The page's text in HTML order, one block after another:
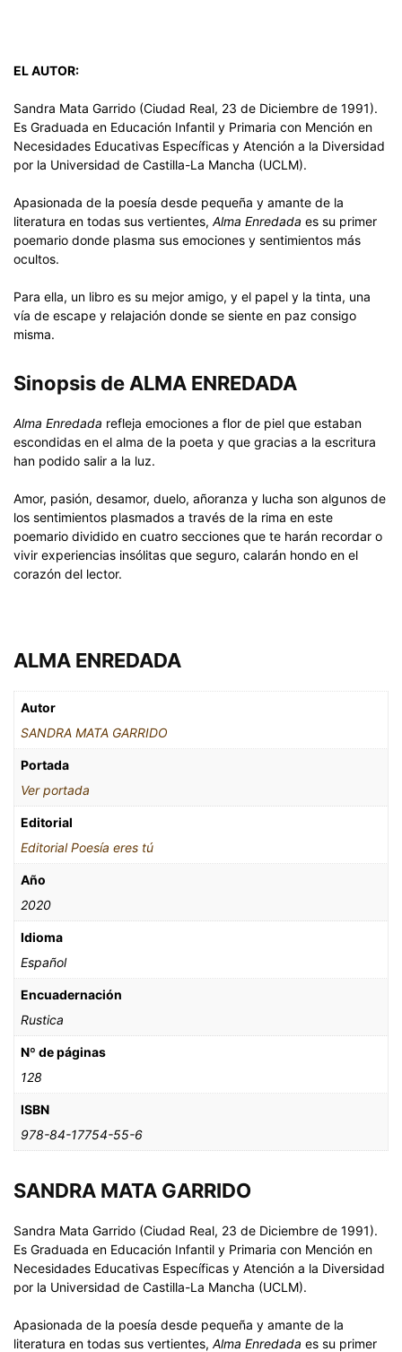
EL AUTOR:
Sandra Mata Garrido (Ciudad Real, 23 de Diciembre de 1991).
Es Graduada en Educación Infantil y Primaria con Mención en
Necesidades Educativas Específicas y Atención a la Diversidad
por la Universidad de Castilla-La Mancha (UCLM).
Apasionada de la poesía desde pequeña y amante de la
literatura en todas sus vertientes, Alma Enredada es su primer
poemario donde plasma sus emociones y sentimientos más
ocultos.
Para ella, un libro es su mejor amigo, y el papel y la tinta, una
vía de escape y relajación donde se siente en paz consigo
misma.
Sinopsis de ALMA ENREDADA
Alma Enredada refleja emociones a flor de piel que estaban
escondidas en el alma de la poeta y que gracias a la escritura
han podido salir a la luz.
Amor, pasión, desamor, duelo, añoranza y lucha son algunos de
los sentimientos plasmados a través de la rima en este
poemario dividido en cuatro secciones que te harán recordar o
vivir experiencias insólitas que seguro, calarán hondo en el
corazón del lector.
ALMA ENREDADA
Autor
SANDRA MATA GARRIDO
Portada
Ver portada
Editorial
Editorial Poesía eres tú
Año
2020
Idioma
Español
Encuadernación
Rustica
Nº de páginas
128
ISBN
978-84-17754-55-6
SANDRA MATA GARRIDO
Sandra Mata Garrido (Ciudad Real, 23 de Diciembre de 1991).
Es Graduada en Educación Infantil y Primaria con Mención en
Necesidades Educativas Específicas y Atención a la Diversidad
por la Universidad de Castilla-La Mancha (UCLM).
Apasionada de la poesía desde pequeña y amante de la
literatura en todas sus vertientes, Alma Enredada es su primer